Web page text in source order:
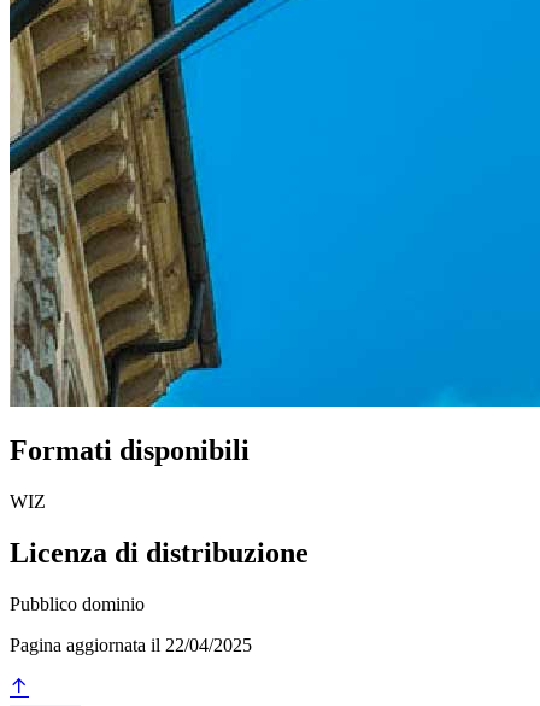
Formati disponibili
WIZ
Licenza di distribuzione
Pubblico dominio
Pagina aggiornata il 22/04/2025